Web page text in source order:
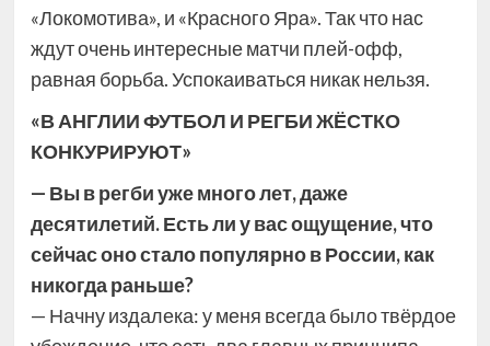
«Локомотива», и «Красного Яра». Так что нас
ждут очень интересные матчи плей-офф,
равная борьба. Успокаиваться никак нельзя.
«В АНГЛИИ ФУТБОЛ И РЕГБИ ЖЁСТКО
КОНКУРИРУЮТ»
— Вы в регби уже много лет, даже
десятилетий. Есть ли у вас ощущение, что
сейчас оно стало популярно в России, как
никогда раньше?
— Начну издалека: у меня всегда было твёрдое